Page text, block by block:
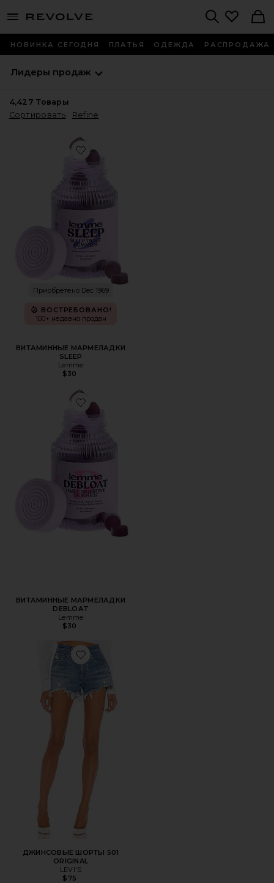
menu - shows more content
НОВИНКА СЕГОДНЯ ПЛАТЬЯ ОДЕЖДА РАСПРОДАЖА
Лидеры продаж
4,427 Товары
Сортировать
Refine
Favorite ВИТАМИННЫЕ МАРМЕЛАДКИ SLEEP
Приобретено Dec 1969
ВОСТРЕБОВАНО!
100+ недавно продан
ВИТАМИННЫЕ МАРМЕЛАДКИ
SLEEP
Lemme
$30
Favorite ВИТАМИННЫЕ МАРМЕЛАДКИ DEBLOAT
ВИТАМИННЫЕ МАРМЕЛАДКИ
DEBLOAT
Lemme
$30
Favorite ДЖИНСОВЫЕ ШОРТЫ 501 ORIGINAL
ДЖИНСОВЫЕ ШОРТЫ 501
ORIGINAL
LEVI'S
$75